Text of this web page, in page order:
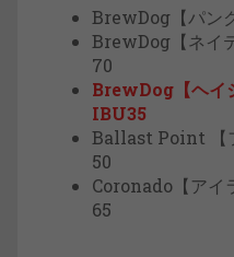
BrewDog【パン
BrewDog【ネイ
70
BrewDog【ヘイ
IBU35
Ballast Point 【
50
Coronado【ア
65